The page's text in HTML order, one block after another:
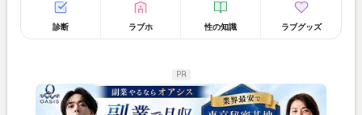
診断 ラブホ 性の知識 ラブグッズ
PR